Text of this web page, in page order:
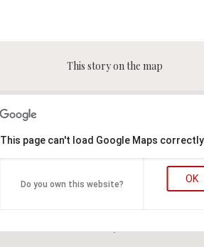
This story on the map
This page can't load Google Maps
Do you own this website? OK